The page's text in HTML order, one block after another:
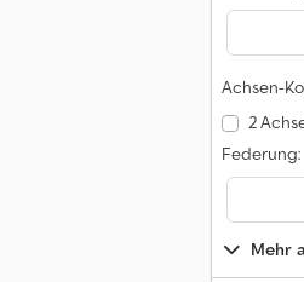
Achsen-
2
Federung:
Mehr
Liebherr Kompaktlader